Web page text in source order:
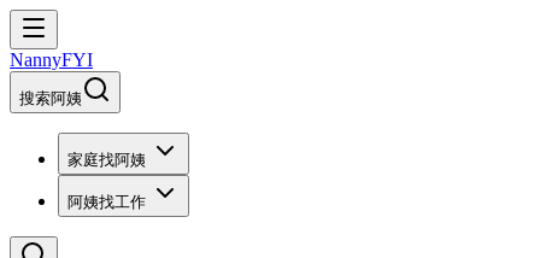
NannyFYI
搜索阿姨
家庭找阿姨
阿姨找工作